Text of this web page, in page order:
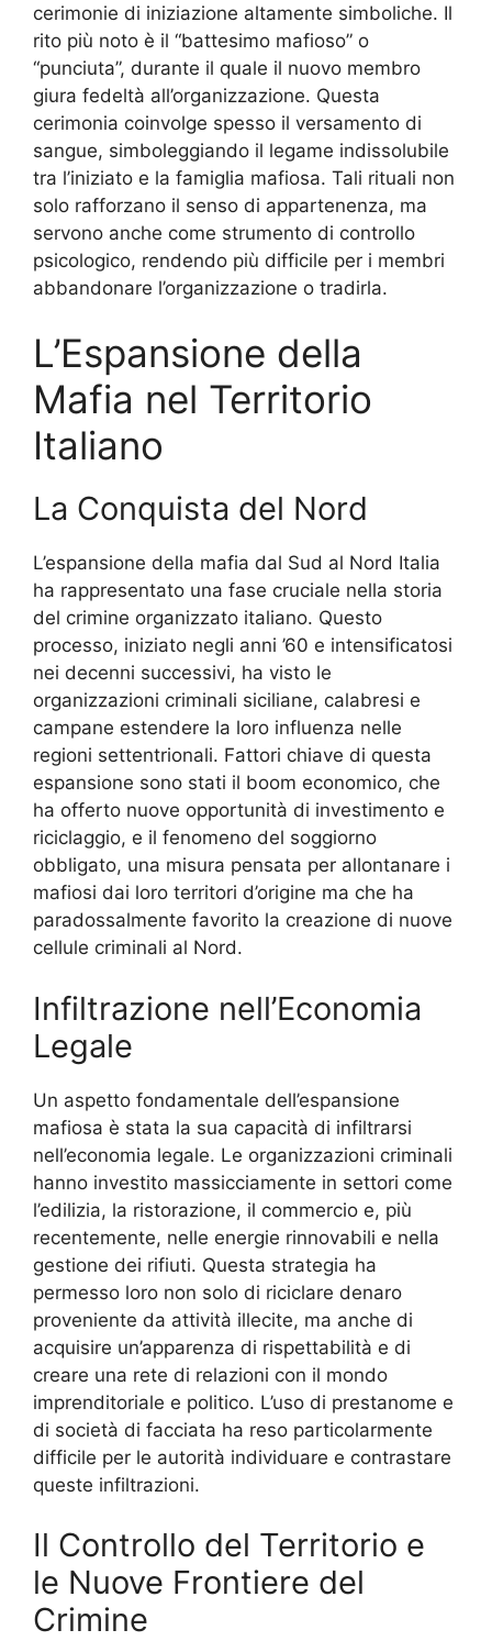
cerimonie di iniziazione altamente simboliche. Il
rito più noto è il “battesimo mafioso” o
“punciuta”, durante il quale il nuovo membro
giura fedeltà all’organizzazione. Questa
cerimonia coinvolge spesso il versamento di
sangue, simboleggiando il legame indissolubile
tra l’iniziato e la famiglia mafiosa. Tali rituali non
solo rafforzano il senso di appartenenza, ma
servono anche come strumento di controllo
psicologico, rendendo più difficile per i membri
abbandonare l’organizzazione o tradirla.
L’Espansione della
Mafia nel Territorio
Italiano
La Conquista del Nord
L’espansione della mafia dal Sud al Nord Italia
ha rappresentato una fase cruciale nella storia
del crimine organizzato italiano. Questo
processo, iniziato negli anni ’60 e intensificatosi
nei decenni successivi, ha visto le
organizzazioni criminali siciliane, calabresi e
campane estendere la loro influenza nelle
regioni settentrionali. Fattori chiave di questa
espansione sono stati il boom economico, che
ha offerto nuove opportunità di investimento e
riciclaggio, e il fenomeno del soggiorno
obbligato, una misura pensata per allontanare i
mafiosi dai loro territori d’origine ma che ha
paradossalmente favorito la creazione di nuove
cellule criminali al Nord.
Infiltrazione nell’Economia
Legale
Un aspetto fondamentale dell’espansione
mafiosa è stata la sua capacità di infiltrarsi
nell’economia legale. Le organizzazioni criminali
hanno investito massicciamente in settori come
l’edilizia, la ristorazione, il commercio e, più
recentemente, nelle energie rinnovabili e nella
gestione dei rifiuti. Questa strategia ha
permesso loro non solo di riciclare denaro
proveniente da attività illecite, ma anche di
acquisire un’apparenza di rispettabilità e di
creare una rete di relazioni con il mondo
imprenditoriale e politico. L’uso di prestanome e
di società di facciata ha reso particolarmente
difficile per le autorità individuare e contrastare
queste infiltrazioni.
Il Controllo del Territorio e
le Nuove Frontiere del
Crimine